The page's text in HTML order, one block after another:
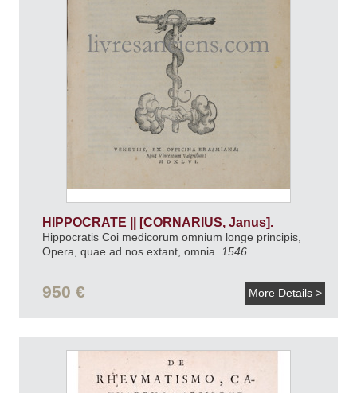
HIPPOCRATE || [CORNARIUS, Janus].
Hippocratis Coi medicorum omnium longe principis,
Opera, quae ad nos extant, omnia.
1546.
950 € More Details >